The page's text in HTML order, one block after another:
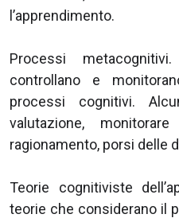
l’apprendimento.
Processi
controllano e
processi cognitivi.
valutazione,
ragionamento, porsi delle
Teorie cognitiviste
teorie che considerano il